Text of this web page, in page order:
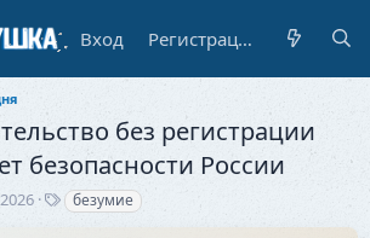
Вход Регистрация
без регистрации
безопасности России
Тбезумие